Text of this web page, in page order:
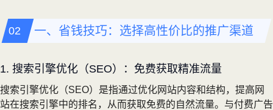
一、省钱技巧：选择高性价比的推广渠道
1. 搜索引擎优化（SEO）：免费获取精准流量
搜索引擎优化（SEO）是指通过优化网站内容和结构，提高网
站在搜索引擎中的排名，从而获取免费的自然流量。与付费广告